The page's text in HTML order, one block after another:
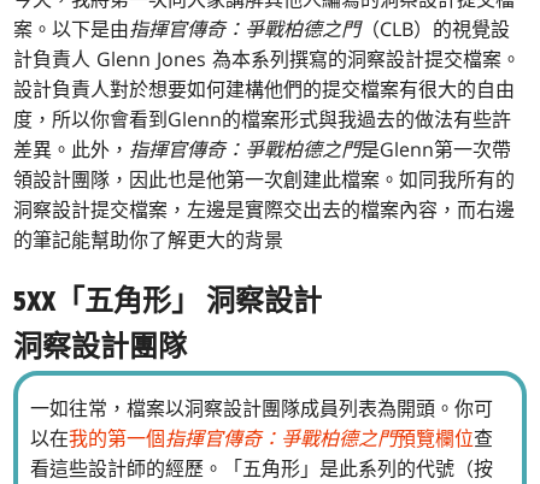
案。以下是由指揮官傳奇：爭戰柏德之門（CLB）的視覺設
計負責人 Glenn Jones 為本系列撰寫的洞察設計提交檔案。
設計負責人對於想要如何建構他們的提交檔案有很大的自由
度，所以你會看到Glenn的檔案形式與我過去的做法有些許
差異。此外， 指揮官傳奇：爭戰柏德之門是Glenn第一次帶
領設計團隊，因此也是他第一次創建此檔案。如同我所有的
洞察設計提交檔案，左邊是實際交出去的檔案內容，而右邊
的筆記能幫助你了解更大的背景
5XX「五角形」
洞察設計
洞察設計團隊
一如往常，檔案以洞察設計團隊成員列表為開頭。你可
以在我的第一個指揮官傳奇：爭戰柏德之門預覽欄位查
看這些設計師的經歷。「五角形」是此系列的代號（按